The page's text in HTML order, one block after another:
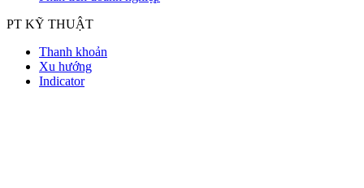
PT KỸ THUẬT
Thanh khoản
Xu hướng
Indicator